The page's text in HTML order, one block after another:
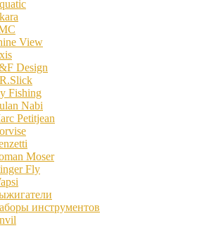
View
Design
Fishing
Nabi
Petitjean
Moser
Fly
инструментов